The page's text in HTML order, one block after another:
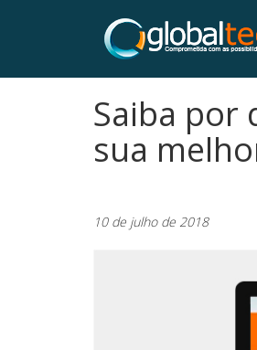
Saiba por
sua
10 de julho de 2018